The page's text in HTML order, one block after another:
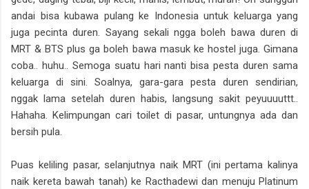
andai bisa kubawa pulang ke Indonesia untuk keluarga yang
juga pecinta duren. Sayang sekali ngga boleh bawa duren di
MRT & BTS plus ga boleh bawa masuk ke hostel juga. Gimana
coba.. huhu.. Semoga suatu hari nanti bisa pesta duren sama
keluarga di sini. Soalnya, gara-gara pesta duren sendirian,
nggak lama setelah duren habis, langsung sakit peyuuuuttt..
Hahaha. Kelimpungan cari toilet di pasar, untungnya ada dan
bersih pula.
Puas keliling pasar, selanjutnya naik MRT (ini pertama kalinya
naik kereta bawah tanah) ke Racthadewi dan menuju Platinum